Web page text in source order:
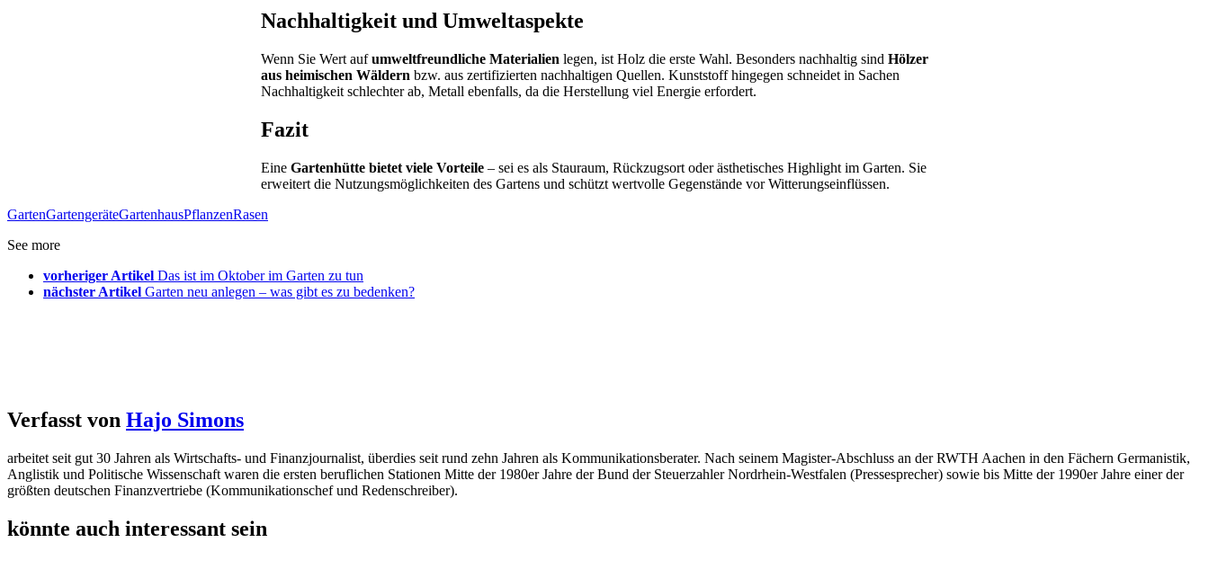
Nachhaltigkeit und Umweltaspekte
Wenn Sie Wert aufumweltfreundliche Materialien legen, ist Holz die erste Wahl. Besonders nachhaltig sind Hölzer
aus heimischen Wäldern bzw. aus zertifizierten nachhaltigen Quellen. Kunststoff hingegen schneidet in Sachen
Nachhaltigkeit schlechter ab, Metall ebenfalls, da die Herstellung viel Energie erfordert.
Fazit
Eine Gartenhütte bietet viele Vorteile – sei es als Stauraum, Rückzugsort oder ästhetisches Highlight im Garten. Sie
erweitert die Nutzungsmöglichkeiten des Gartens und schützt wertvolle Gegenstände vor Witterungseinflüssen.
GartenGartengeräteGartenhausPflanzenRasen
See more
vorheriger Artikel Das ist im Oktober im Garten zu tun
nächster Artikel Garten neu anlegen – was gibt es zu bedenken?
Verfasst von Hajo Simons
arbeitet seit gut 30 Jahren als Wirtschafts- und Finanzjournalist, überdies seit rund zehn Jahren als Kommunikationsberater. Nach seinem Magister-Abschluss an der RWTH Aachen in den Fächern Germanistik,
Anglistik und Politische Wissenschaft waren die ersten beruflichen Stationen Mitte der 1980er Jahre der Bund der Steuerzahler Nordrhein-Westfalen (Pressesprecher) sowie bis Mitte der 1990er Jahre einer der
größten deutschen Finanzvertriebe (Kommunikationschef und Redenschreiber).
könnte auch interessant sein